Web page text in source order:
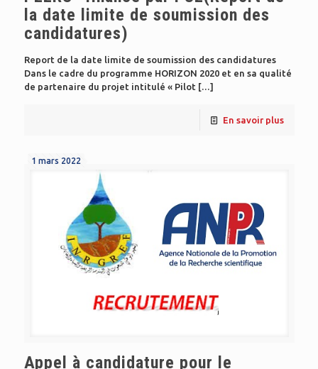
la date limite de soumission des
candidatures)
Report de la date limite de soumission des candidatures
Dans le cadre du programme HORIZON 2020 et en sa qualité
de partenaire du projet intitulé « Pilot […]
En savoir plus
1 mars 2022
Appel à candidature pour le